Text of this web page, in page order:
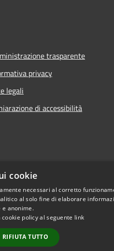
trasparente
privacy
legali
di accessibilità
cookie
necessari al corretto
al solo fine di elaborare
e anonime.
policy al seguente link
RIFIUTA TUTTO